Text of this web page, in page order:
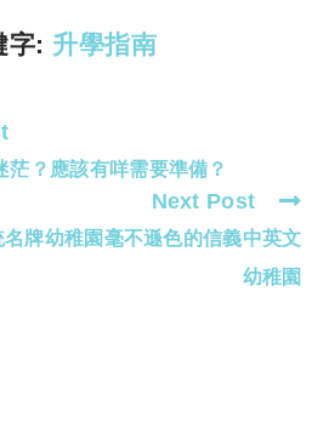
字: 升學指南
茫？應該有咩需要準備？
Next Post
名牌幼稚園毫不遜色的信義中英文
幼稚園